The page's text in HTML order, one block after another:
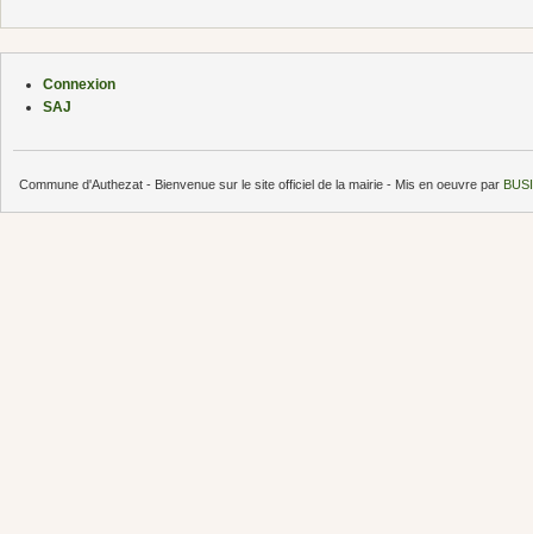
Connexion
SAJ
Commune d'Authezat - Bienvenue sur le site officiel de la mairie - Mis en oeuvre par